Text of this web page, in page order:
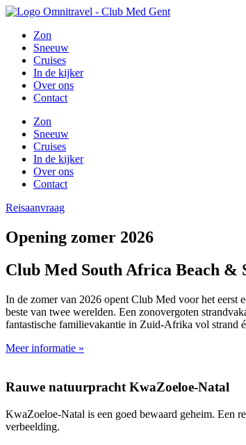
Zon
Sneeuw
Cruises
In de kijker
Over ons
Contact
Zon
Sneeuw
Cruises
In de kijker
Over ons
Contact
Reisaanvraag
Opening zomer 2026
Club Med South Africa Beach &
In de zomer van 2026 opent Club Med voor het
beste van twee werelden. Een zonovergoten
fantastische familievakantie in Zuid-Afrika vol strand
Meer informatie »
Rauwe natuurpracht KwaZoeloe-Natal
KwaZoeloe-Natal is een goed bewaard geheim. Een
verbeelding.